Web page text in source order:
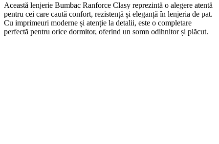
Această lenjerie Bumbac Ranforce Clasy reprezintă o alegere atentă
pentru cei care caută confort, rezistență și eleganță în lenjeria de pat.
Cu imprimeuri moderne și atenție la detalii, este o completare
perfectă pentru orice dormitor, oferind un somn odihnitor și plăcut.